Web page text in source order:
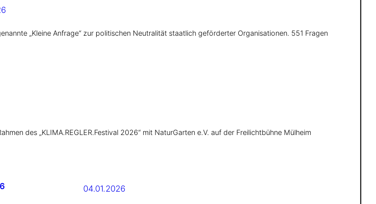
„Kleine Anfrage“ zur politischen Neutralität staatlich geförderter Organisationen. 551 Fragen
des „KLIMA.REGLER.Festival 2026“ mit NaturGarten e.V. auf der Freilichtbühne Mülheim
04.01.2026